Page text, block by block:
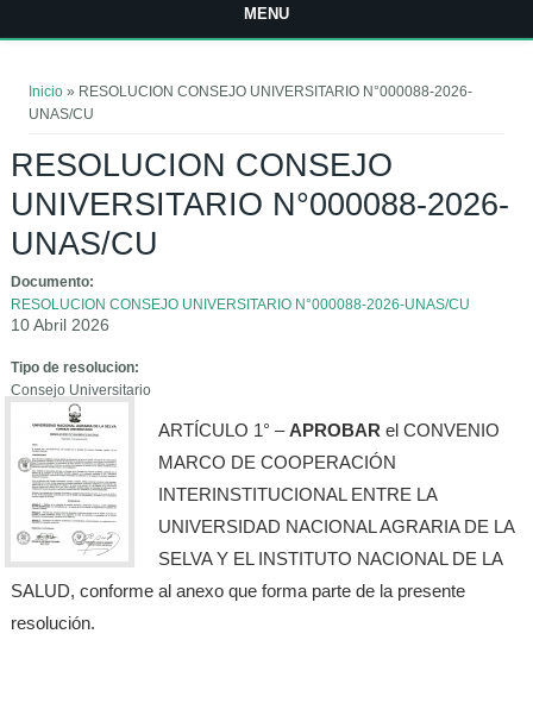
MENU
Inicio » RESOLUCION CONSEJO UNIVERSITARIO N°000088-2026-
UNAS/CU
RESOLUCION CONSEJO
UNIVERSITARIO N°000088-2026-
UNAS/CU
Documento:
RESOLUCION CONSEJO UNIVERSITARIO N°000088-2026-UNAS/CU
10 Abril 2026
Tipo de resolucion:
Consejo Universitario
ARTÍCULO 1° –APROBARel CONVENIO
MARCO DE COOPERACIÓN
INTERINSTITUCIONAL ENTRE LA
UNIVERSIDAD NACIONAL AGRARIA DE LA
SELVA Y EL INSTITUTO NACIONAL DE LA
SALUD, conforme al anexo que forma parte de la presente
resolución.